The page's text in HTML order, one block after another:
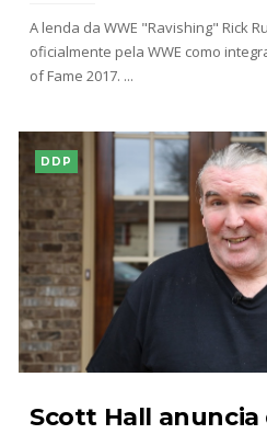
A lenda da WWE "Ravishing" Rick
oficialmente pela WWE como
of Fame 2017. ...
DDP
Scott Hall